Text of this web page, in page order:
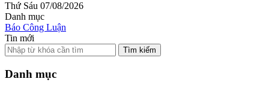
Thứ Sáu 07/08/2026
Danh mục
Báo Công Luận
Tin mới
Tìm kiếm
Danh mục